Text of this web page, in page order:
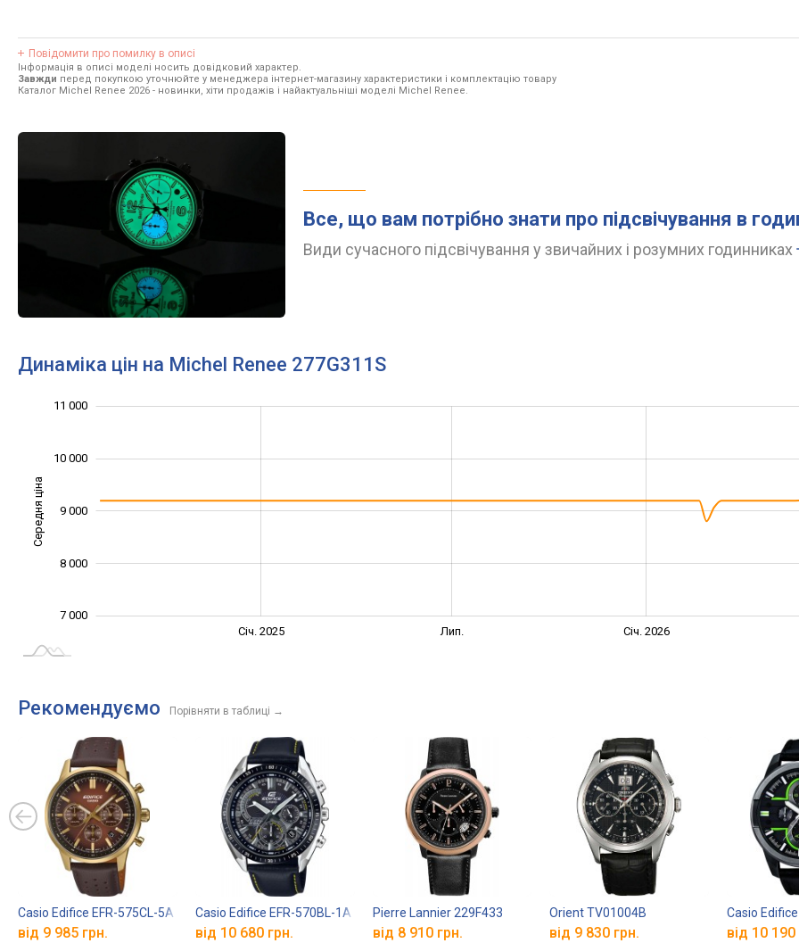
Повідомити про помилку в описі
Інформація в описі моделі носить довідковий характер.
Завжди перед покупкою уточнюйте у менеджера інтернет-магазину характеристики і комплектацію товару
Каталог Michel Renee 2026 - новинки, хіти продажів і найактуальніші моделі Michel Renee.
Все, що вам потрібно знати про підсвічування в
Види сучасного підсвічування у звичайних і розумних годинниках
Динаміка цін на Michel Renee 277G311S
Середня ціна 10 000
7 000
8 000
9 000
10 000
11 000
Січ. 2025 Лип. Січ. 2026
Рекомендуємо Порівняти в таблиці →
Casio Edifice EFR-575CL-5A
від 9 985 грн.
Casio Edifice EFR-570BL-1A
від 10 680 грн.
Pierre Lannier 229F433
від 8 910 грн.
Orient TV01004B
від 9 830 грн.
Casio
від 10 190